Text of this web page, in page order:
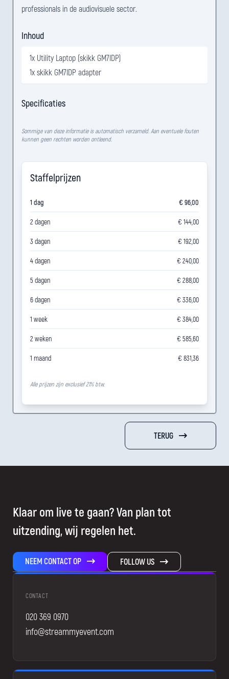
professionals in de audiovisuele sector.
Inhoud
1x Utility Laptop (skikk GM7IDP)
1x skikk GM7IDP adapter
Specificaties
Sommige van deze informatie is automatisch verzameld. Aan eventuele fouten
kunnen geen rechten worden ontleend.
Staffelprijzen
1 dag € 96,00
2 dagen € 144,00
3 dagen € 192,00
4 dagen € 240,00
5 dagen € 288,00
6 dagen € 336,00
1 week € 384,00
2 weken € 585,60
1 maand € 831,36
Alle prijzen zijn exclusief 21% btw.
TERUG
Klaar om live te gaan? Van plan tot
uitzending, wij regelen het.
NEEM CONTACT OP FOLLOW US
CONTACT
020 369 0970
info@streammyevent.com